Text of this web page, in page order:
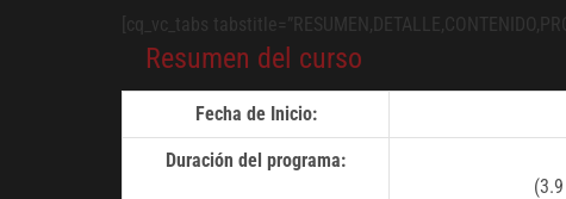
[cq_vc_tabs
Resumen del curso
Fecha de Inicio:
Duración del programa: